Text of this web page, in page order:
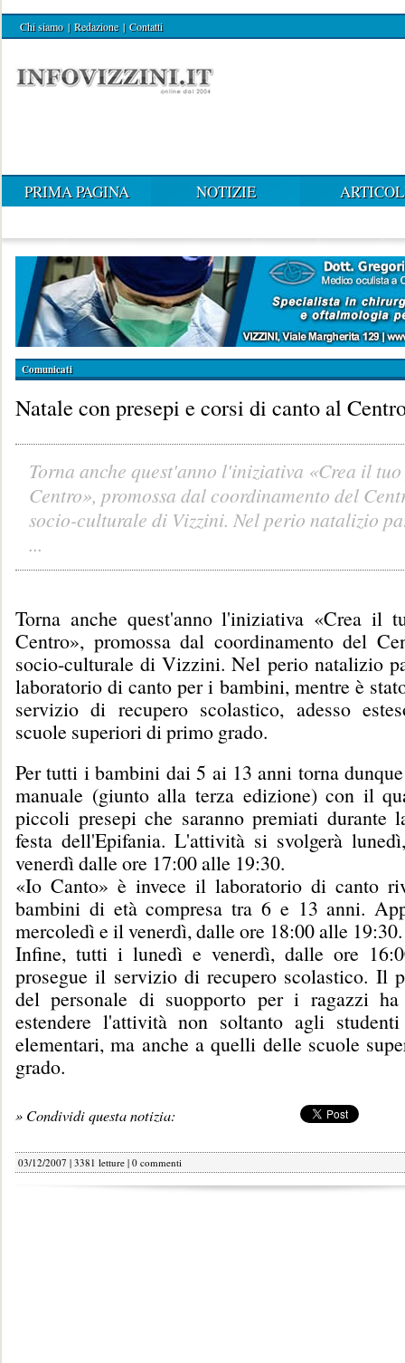
Chi siamo | Redazione | Contatti
PRIMA PAGINA NOTIZIE
Comunicati
Natale con presepi e corsi di canto al
Torna anche quest'anno l'iniziativa «Crea il tuo
Centro», promossa dal coordinamento del
socio-culturale di Vizzini. Nel perio natalizio
...
Torna anche quest'anno l'iniziativa «Crea il
Centro», promossa dal coordinamento del
socio-culturale di Vizzini. Nel perio natalizio
laboratorio di canto per i bambini, mentre è
servizio di recupero scolastico, adesso
scuole superiori di primo grado.
Per tutti i bambini dai 5 ai 13 anni torna
manuale (giunto alla terza edizione) con il
piccoli presepi che saranno premiati durante
festa dell'Epifania. L'attività si svolgerà
venerdì dalle ore 17:00 alle 19:30.
«Io Canto» è invece il laboratorio di canto
bambini di età compresa tra 6 e 13 anni.
mercoledì e il venerdì, dalle ore 18:00 alle 19:30.
Infine, tutti i lunedì e venerdì, dalle ore
prosegue il servizio di recupero scolastico. Il
del personale di suopporto per i ragazzi ha
estendere l'attività non soltanto agli
elementari, ma anche a quelli delle scuole
grado.
» Condividi questa notizia:
03/12/2007 | 3381 letture | 0 commenti